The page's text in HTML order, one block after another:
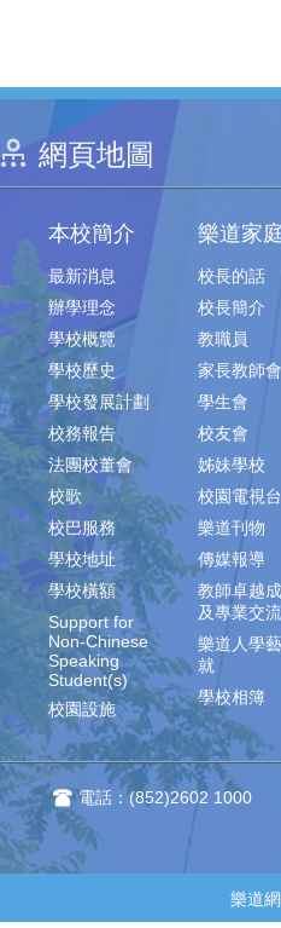
網頁地圖
本校簡介
最新消息
辦學理念
學校概覽
學校歷史
學校發展計劃
校務報告
法團校董會
校歌
校巴服務
學校地址
學校橫額
Support for
Non-Chinese
Speaking
Student(s)
校園設施
樂道家
校長的話
校長簡介
教職員
家長教師會
學生會
校友會
姊妹學校
校園電視台
樂道刊物
傳媒報導
教師卓越
及專業交流
樂道人學
就
學校相簿
電話：(852)2602 1000
樂道